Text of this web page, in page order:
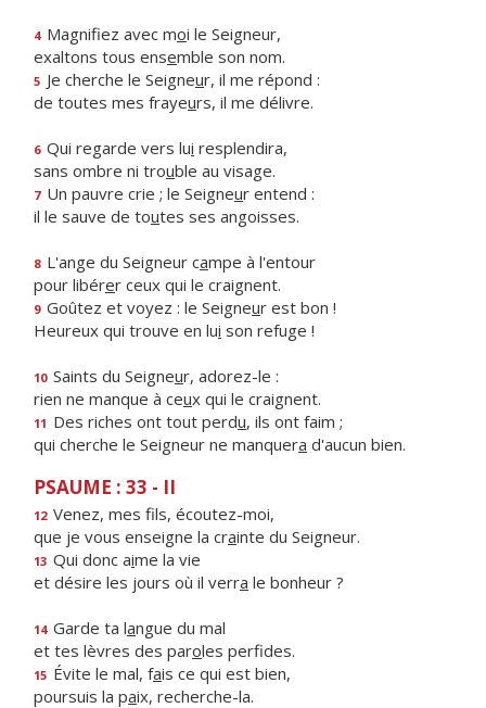
4 Magnifiez avec moi le Seigneur,
exaltons tous ensemble son nom.
5 Je cherche le Seigneur, il me répond :
de toutes mes frayeurs, il me délivre.
6 Qui regarde vers lui resplendira,
sans ombre ni trouble au visage.
7 Un pauvre crie ; le Seigneur entend :
il le sauve de toutes ses angoisses.
8 L'ange du Seigneur campe à l'entour
pour libérer ceux qui le craignent.
9 Goûtez et voyez : le Seigneur est bon !
Heureux qui trouve en lui son refuge !
10 Saints du Seigneur, adorez-le :
rien ne manque à ceux qui le craignent.
11 Des riches ont tout perdu, ils ont faim ;
qui cherche le Seigneur ne manquera d'aucun bien.
PSAUME : 33 - II
12 Venez, mes fls, écoutez-moi,
que je vous enseigne la crainte du Seigneur.
13 Qui donc aime la vie
et désire les jours où il verra le bonheur ?
14 Garde ta langue du mal
et tes lèvres des paroles perfides.
15 Évite le mal, fais ce qui est bien,
poursuis la paix, recherche-la.